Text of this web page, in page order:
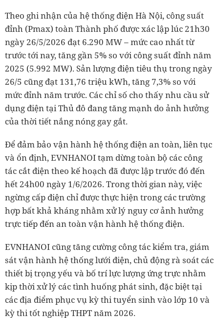
Theo ghi nhận của hệ thống điện Hà Nội, công suất
đỉnh (Pmax) toàn Thành phố được xác lập lúc 21h30
ngày 26/5/2026 đạt 6.290 MW – mức cao nhất từ
trước tới nay, tăng gần 5% so với công suất đỉnh năm
2025 (5.992 MW). Sản lượng điện tiêu thụ trong ngày
26/5 cũng đạt 131,76 triệu kWh, tăng 7,3% so với
mức đỉnh năm trước. Các chỉ số cho thấy nhu cầu sử
dụng điện tại Thủ đô đang tăng mạnh do ảnh hưởng
của thời tiết nắng nóng gay gắt.
Để đảm bảo vận hành hệ thống điện an toàn, liên tục
và ổn định, EVNHANOI tạm dừng toàn bộ các công
tác cắt điện theo kế hoạch đã được lập trước đó đến
hết 24h00 ngày 1/6/2026. Trong thời gian này, việc
ngừng cấp điện chỉ được thực hiện trong các trường
hợp bất khả kháng nhằm xử lý nguy cơ ảnh hưởng
trực tiếp đến an toàn vận hành hệ thống điện.
EVNHANOI cũng tăng cường công tác kiểm tra, giám
sát vận hành hệ thống lưới điện, chủ động rà soát các
thiết bị trọng yếu và bố trí lực lượng ứng trực nhằm
kịp thời xử lý các tình huống phát sinh, đặc biệt tại
các địa điểm phục vụ kỳ thi tuyển sinh vào lớp 10 và
kỳ thi tốt nghiệp THPT năm 2026.